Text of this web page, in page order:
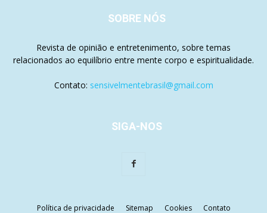
SOBRE NÓS
Revista de opinião e entretenimento, sobre temas
relacionados ao equilíbrio entre mente corpo e espiritualidade.
Contato: sensivelmentebrasil@gmail.com
SIGA-NOS
Política de privacidade Sitemap Cookies Contato